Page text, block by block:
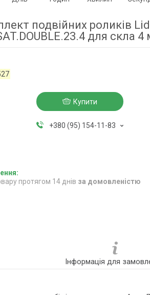
подвійних роликів
для скла
Купити
+380 (95) 154-11-83
протягом 14 днів за домовленістю
Інформація для